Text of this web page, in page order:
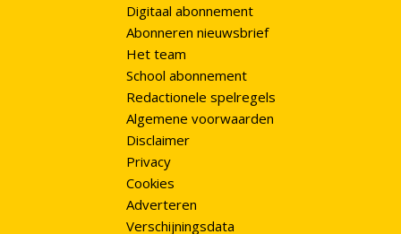
Digitaal abonnement
Abonneren nieuwsbrief
Het team
School abonnement
Redactionele spelregels
Algemene voorwaarden
Disclaimer
Privacy
Cookies
Adverteren
Verschijningsdata